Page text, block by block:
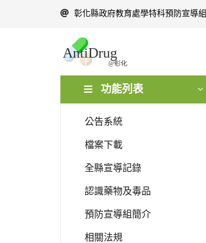
彰化縣政府教育處學特科預防宣導組
功能列表
公告系統
檔案下載
全縣宣導記錄
認識藥物及毒品
預防宣導組簡介
相關法規